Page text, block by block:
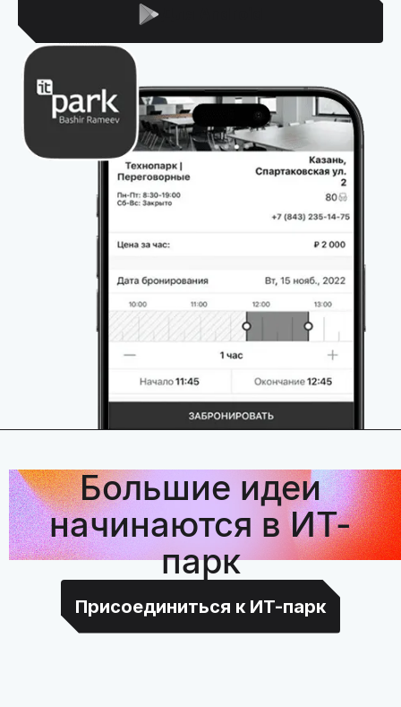
Большие идеи
начинаются в ИТ-
парк
Присоединиться к ИТ-парк